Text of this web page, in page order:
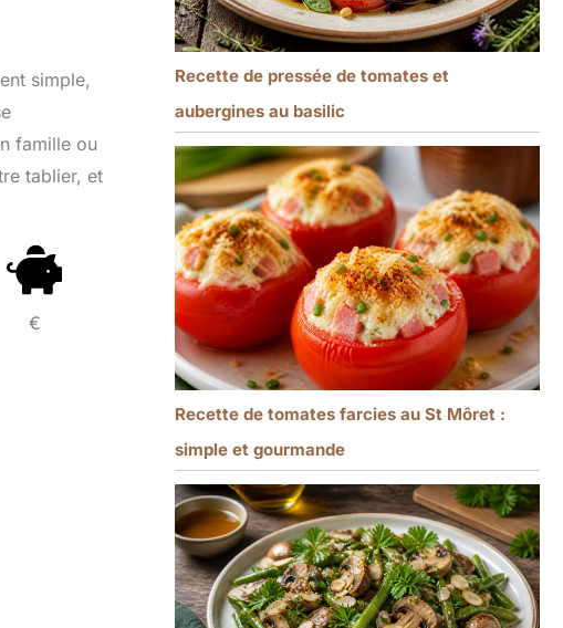
simple,
famille ou
tablier, et
€
Recette de pressée de tomates et
aubergines au basilic
Recette de tomates farcies au St Môret :
simple et gourmande